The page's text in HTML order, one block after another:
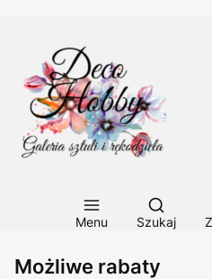
Menu
Otwórz
Szukaj
Możliwe rabaty